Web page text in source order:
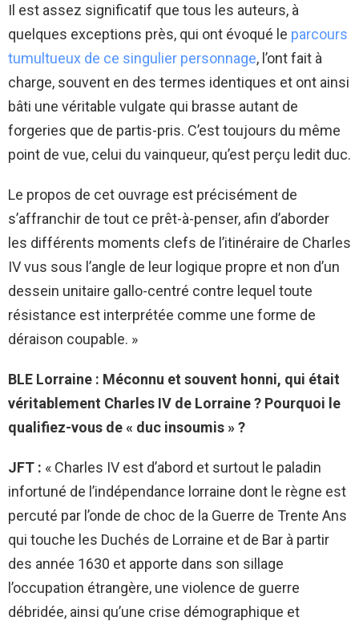
Il est assez significatif que tous les auteurs, à
quelques exceptions près, qui ont évoqué le parcours
tumultueux de ce singulier personnage, l’ont fait à
charge, souvent en des termes identiques et ont ainsi
bâti une véritable vulgate qui brasse autant de
forgeries que de partis-pris. C’est toujours du même
point de vue, celui du vainqueur, qu’est perçu ledit duc.
Le propos de cet ouvrage est précisément de
s’affranchir de tout ce prêt-à-penser, afin d’aborder
les différents moments clefs de l’itinéraire de Charles
IV vus sous l’angle de leur logique propre et non d’un
dessein unitaire gallo-centré contre lequel toute
résistance est interprétée comme une forme de
déraison coupable. »
BLE Lorraine : Méconnu et souvent honni, qui était
véritablement Charles IV de Lorraine ? Pourquoi le
qualifiez-vous de « duc insoumis » ?
JFT : « Charles IV est d’abord et surtout le paladin
infortuné de l’indépendance lorraine dont le règne est
percuté par l’onde de choc de la Guerre de Trente Ans
qui touche les Duchés de Lorraine et de Bar à partir
des année 1630 et apporte dans son sillage
l’occupation étrangère, une violence de guerre
débridée, ainsi qu’une crise démographique et